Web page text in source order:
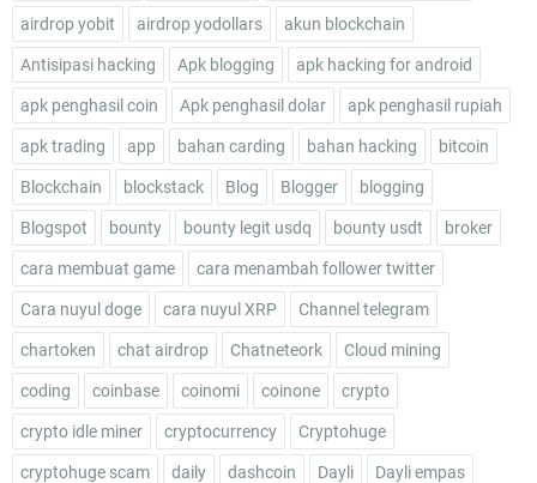
airdrop yobit airdrop yodollars akun blockchain
Antisipasi hacking Apk blogging apk hacking for android
apk penghasil coin Apk penghasil dolar apk penghasil rupiah
apk trading app bahan carding bahan hacking bitcoin
Blockchain blockstack Blog Blogger blogging
Blogspot bounty bounty legit usdq bounty usdt broker
cara membuat game cara menambah follower twitter
Cara nuyul doge cara nuyul XRP Channel telegram
chartoken chat airdrop Chatneteork Cloud mining
coding coinbase coinomi coinone crypto
crypto idle miner cryptocurrency Cryptohuge
cryptohuge scam daily dashcoin Dayli Dayli empas